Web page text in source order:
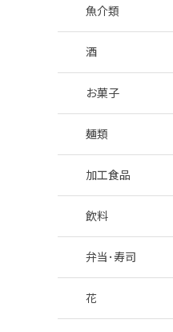
魚介類
酒
お菓子
麺類
加工食品
飲料
弁当･寿司
花